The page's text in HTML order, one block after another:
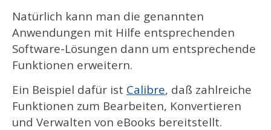
Natürlich kann man die genannten
Anwendungen mit Hilfe entsprechenden
Software-Lösungen dann um entsprechende
Funktionen erweitern.
Ein Beispiel dafür ist Calibre, daß zahlreiche
Funktionen zum Bearbeiten, Konvertieren
und Verwalten von eBooks bereitstellt.